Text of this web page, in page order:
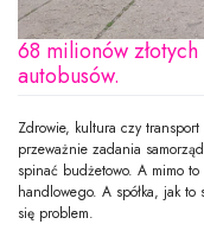
68 milionów
autobusów.
Zdrowie, kultura czy
przeważnie zadania
spinać budżetowo. A mimo
handlowego. A spółka, jak
się problem.